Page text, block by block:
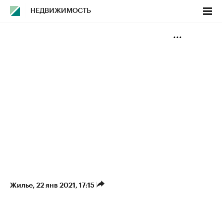
НЕДВИЖИМОСТЬ
Жилье⁠, 22 янв 2021, 17:15